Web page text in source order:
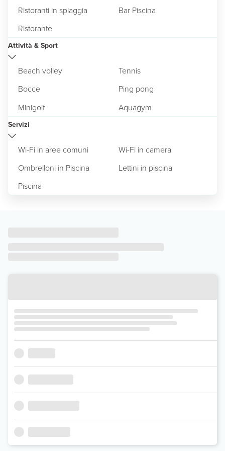
Ristoranti in spiaggia
Bar Piscina
Ristorante
Attività & Sport
Beach volley
Tennis
Bocce
Ping pong
Minigolf
Aquagym
Servizi
Wi-Fi in aree comuni
Wi-Fi in camera
Ombrelloni in Piscina
Lettini in piscina
Piscina